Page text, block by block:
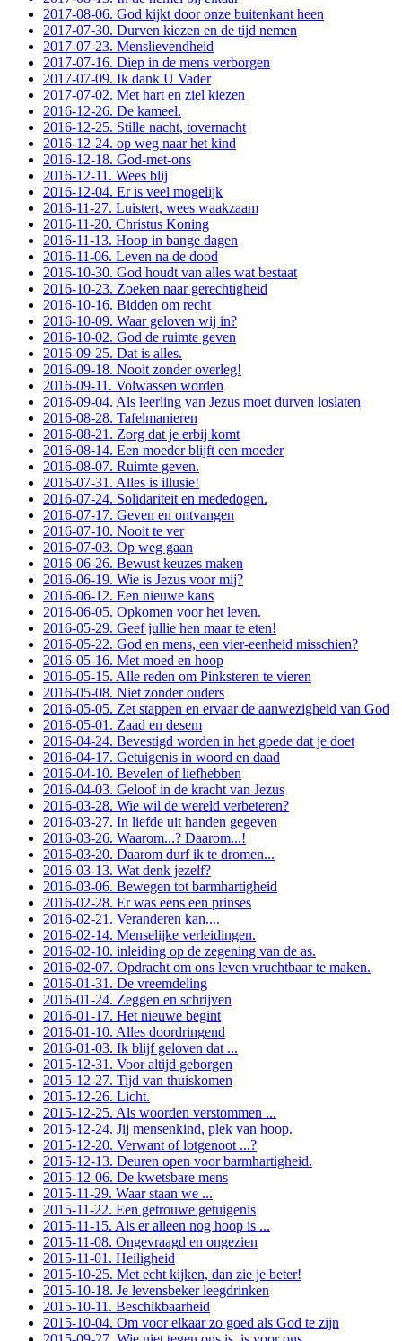
2017-08-06. God kijkt door onze buitenkant heen
2017-07-30. Durven kiezen en de tijd nemen
2017-07-23. Menslievendheid
2017-07-16. Diep in de mens verborgen
2017-07-09. Ik dank U Vader
2017-07-02. Met hart en ziel kiezen
2016-12-26. De kameel.
2016-12-25. Stille nacht, tovernacht
2016-12-24. op weg naar het kind
2016-12-18. God-met-ons
2016-12-11. Wees blij
2016-12-04. Er is veel mogelijk
2016-11-27. Luistert, wees waakzaam
2016-11-20. Christus Koning
2016-11-13. Hoop in bange dagen
2016-11-06. Leven na de dood
2016-10-30. God houdt van alles wat bestaat
2016-10-23. Zoeken naar gerechtigheid
2016-10-16. Bidden om recht
2016-10-09. Waar geloven wij in?
2016-10-02. God de ruimte geven
2016-09-25. Dat is alles.
2016-09-18. Nooit zonder overleg!
2016-09-11. Volwassen worden
2016-09-04. Als leerling van Jezus moet durven loslaten
2016-08-28. Tafelmanieren
2016-08-21. Zorg dat je erbij komt
2016-08-14. Een moeder blijft een moeder
2016-08-07. Ruimte geven.
2016-07-31. Alles is illusie!
2016-07-24. Solidariteit en mededogen.
2016-07-17. Geven en ontvangen
2016-07-10. Nooit te ver
2016-07-03. Op weg gaan
2016-06-26. Bewust keuzes maken
2016-06-19. Wie is Jezus voor mij?
2016-06-12. Een nieuwe kans
2016-06-05. Opkomen voor het leven.
2016-05-29. Geef jullie hen maar te eten!
2016-05-22. God en mens, een vier-eenheid misschien?
2016-05-16. Met moed en hoop
2016-05-15. Alle reden om Pinksteren te vieren
2016-05-08. Niet zonder ouders
2016-05-05. Zet stappen en ervaar de aanwezigheid van God
2016-05-01. Zaad en desem
2016-04-24. Bevestigd worden in het goede dat je doet
2016-04-17. Getuigenis in woord en daad
2016-04-10. Bevelen of liefhebben
2016-04-03. Geloof in de kracht van Jezus
2016-03-28. Wie wil de wereld verbeteren?
2016-03-27. In liefde uit handen gegeven
2016-03-26. Waarom...? Daarom...!
2016-03-20. Daarom durf ik te dromen...
2016-03-13. Wat denk jezelf?
2016-03-06. Bewegen tot barmhartigheid
2016-02-28. Er was eens een prinses
2016-02-21. Veranderen kan....
2016-02-14. Menselijke verleidingen.
2016-02-10. inleiding op de zegening van de as.
2016-02-07. Opdracht om ons leven vruchtbaar te maken.
2016-01-31. De vreemdeling
2016-01-24. Zeggen en schrijven
2016-01-17. Het nieuwe begint
2016-01-10. Alles doordringend
2016-01-03. Ik blijf geloven dat ...
2015-12-31. Voor altijd geborgen
2015-12-27. Tijd van thuiskomen
2015-12-26. Licht.
2015-12-25. Als woorden verstommen ...
2015-12-24. Jij mensenkind, plek van hoop.
2015-12-20. Verwant of lotgenoot ...?
2015-12-13. Deuren open voor barmhartigheid.
2015-12-06. De kwetsbare mens
2015-11-29. Waar staan we ...
2015-11-22. Een getrouwe getuigenis
2015-11-15. Als er alleen nog hoop is ...
2015-11-08. Ongevraagd en ongezien
2015-11-01. Heiligheid
2015-10-25. Met echt kijken, dan zie je beter!
2015-10-18. Je levensbeker leegdrinken
2015-10-11. Beschikbaarheid
2015-10-04. Om voor elkaar zo goed als God te zijn